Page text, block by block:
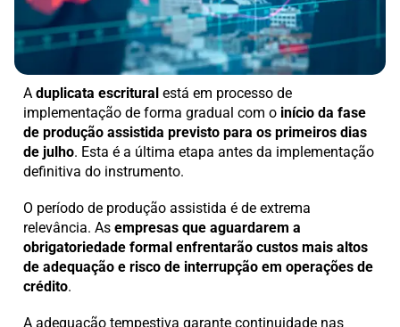
A duplicata escritural está em processo de
implementação de forma gradual com o início da fase
de produção assistida previsto para os primeiros dias
de julho. Esta é a última etapa antes da implementação
definitiva do instrumento.
O período de produção assistida é de extrema
relevância. As empresas que aguardarem a
obrigatoriedade formal enfrentarão custos mais altos
de adequação e risco de interrupção em operações de
crédito.
A adequação tempestiva garante continuidade nas